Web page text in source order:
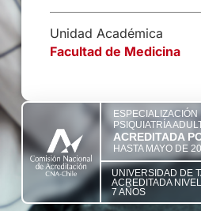
Unidad Académica
Facultad de Medicina
ESPECIALIZACIÓN
PSIQUIATRÍA
ACREDITADA
HASTA MAYO DE
UNIVERSIDAD DE
ACREDITADA
7 AÑOS